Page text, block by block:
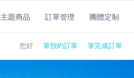
主題商品 訂單管理 團體定制
您好 筆預約訂單 筆完成訂單